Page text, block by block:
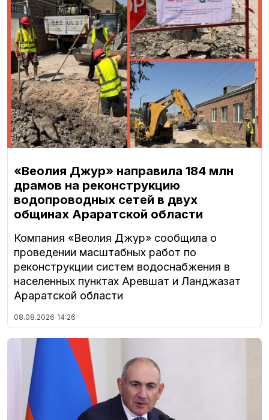
«Веолия Джур» направила 184 млн
драмов на реконструкцию
водопроводных сетей в двух
общинах Араратской области
Компания «Веолия Джур» сообщила о
проведении масштабных работ по
реконструкции систем водоснабжения в
населенных пунктах Аревшат и Ланджазат
Араратской области
08.08.2026 14:26